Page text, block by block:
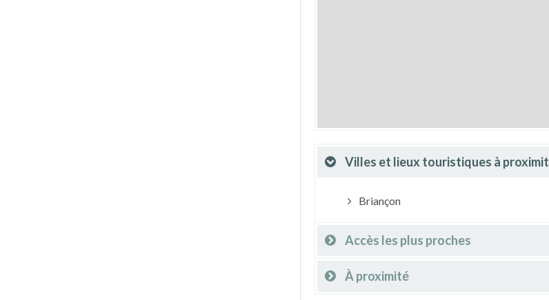
Villes et lieux touristiques à
Briançon
Accès les plus proches
À proximité